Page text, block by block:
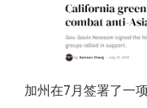
加州在7月签署了一